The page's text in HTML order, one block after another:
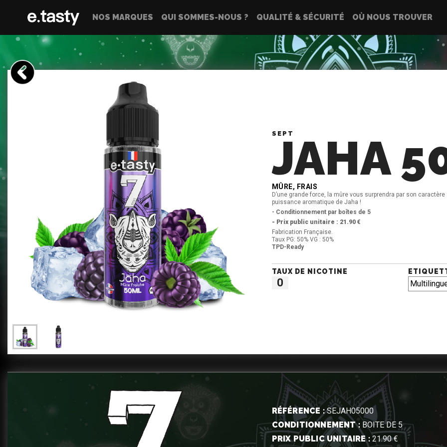
NOS MARQUES QUI SOMMES-NOUS ? QUALITÉ & SÉCURITÉ OÙ NOUS TROUVER
SEPT
JAHA
MÛRE, FRAIS
D’une grande force, la mûre vous surprendra par son
puissance aromatique de Jaha !
- Conditionnement par boîtes de 5
- Prix public unitaire : 21.90 €
Fabrication Française.
Taux PG: 50% VG : 50%
TPD-Ready
TAUX DE NICOTINE
0
RÉFÉRENCE : SEJAH05000
CONDITIONNEMENT : BOITE DE 5
PRIX PUBLIC UNITAIRE : 21.90 €